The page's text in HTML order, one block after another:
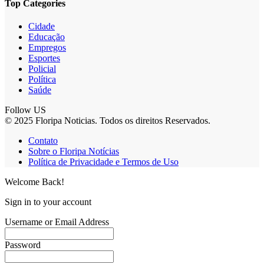
Top Categories
Cidade
Educação
Empregos
Esportes
Policial
Política
Saúde
Follow US
© 2025 Floripa Noticias. Todos os direitos Reservados.
Contato
Sobre o Floripa Notícias
Política de Privacidade e Termos de Uso
Welcome Back!
Sign in to your account
Username or Email Address
Password